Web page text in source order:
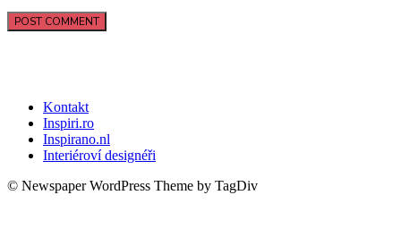
Kontakt
Inspiri.ro
Inspirano.nl
Interiéroví designéři
© Newspaper WordPress Theme by TagDiv